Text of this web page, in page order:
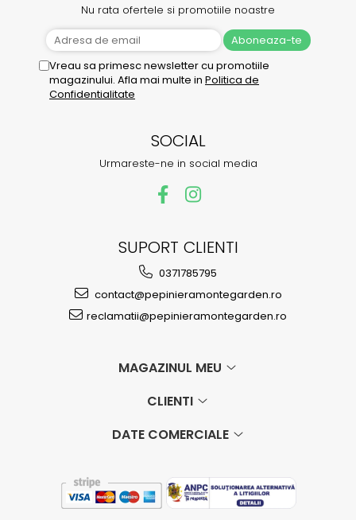
Nu rata ofertele si promotiile noastre
Vreau sa primesc newsletter cu promotiile
magazinului. Afla mai multe in Politica de
Confidentialitate
SOCIAL
Urmareste-ne in social media
SUPORT CLIENTI
0371785795
contact@pepinieramontegarden.ro
reclamatii@pepinieramontegarden.ro
MAGAZINUL MEU
CLIENTI
DATE COMERCIALE